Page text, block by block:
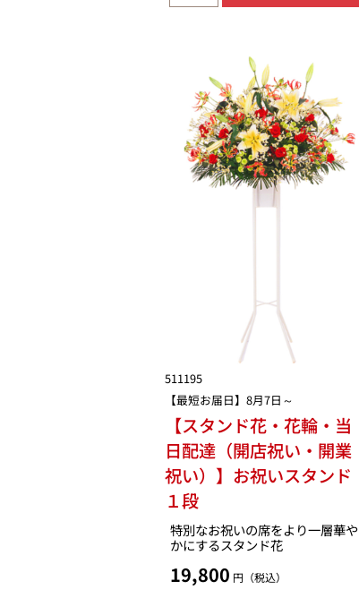
511195
【最短お届日】8月7日～
【スタンド花・花輪・当
日配達（開店祝い・開業
祝い）】お祝いスタンド
１段
特別なお祝いの席をより一層華や
かにするスタンド花
19,800 円（税込）